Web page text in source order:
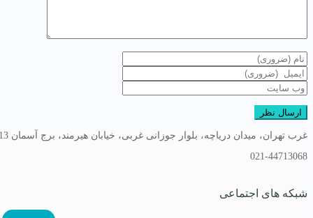
غرب تهران، میدان دریاچه، بلوار جوزانی غربی، خیابان هیرمند، برج آسمان 13
021-44713068
شبکه های اجتماعی